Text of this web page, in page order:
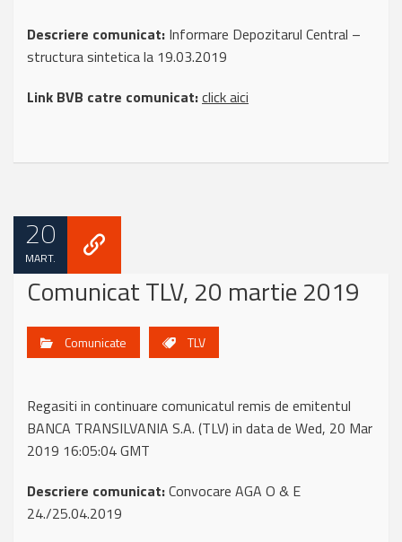
Descriere comunicat: Informare Depozitarul Central –
structura sintetica la 19.03.2019
Link BVB catre comunicat:click aici
20
MART.
Comunicat TLV, 20 martie 2019
Comunicate TLV
Regasiti in continuare comunicatul remis de emitentul
BANCA TRANSILVANIA S.A. (TLV) in data de Wed, 20 Mar
2019 16:05:04 GMT
Descriere comunicat:Convocare AGA O & E
24./25.04.2019